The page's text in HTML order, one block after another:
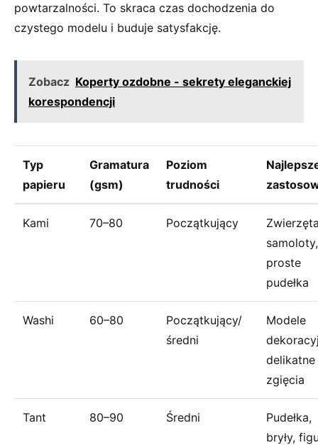
powtarzalności. To skraca czas dochodzenia do
czystego modelu i buduje satysfakcję.
Zobacz Koperty ozdobne - sekrety eleganckiej
korespondencji
Typ
papieru
Gramatura
(gsm)
Poziom
trudności
Kami 70–80 Początkujący
samoloty,
proste
pudełka
Washi 60–80
Początkujący/
średni
Modele
delikatne
zgięcia
Tant 80–90 Średni
Pudełka,
bryły,